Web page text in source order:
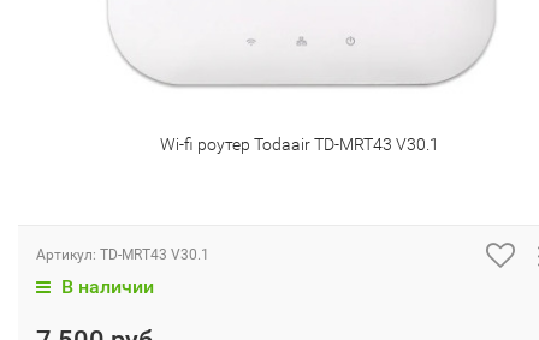
Wi-fi роутер Todaair TD-MRT43 V30.1
Артикул: TD-MRT43 V30.1
В наличии